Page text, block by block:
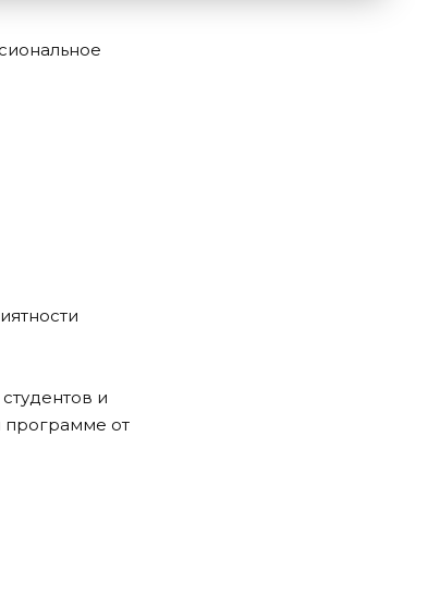
и
программе от